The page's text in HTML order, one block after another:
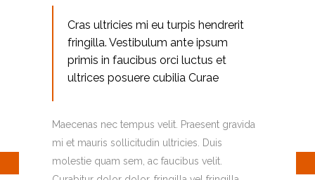
Cras ultricies mi eu turpis hendrerit
fringilla. Vestibulum ante ipsum
primis in faucibus orci luctus et
ultrices posuere cubilia Curae
Maecenas nec tempus velit. Praesent gravida
mi et mauris sollicitudin ultricies. Duis
molestie quam sem, ac faucibus velit.